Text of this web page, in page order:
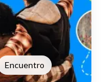
Encuentro